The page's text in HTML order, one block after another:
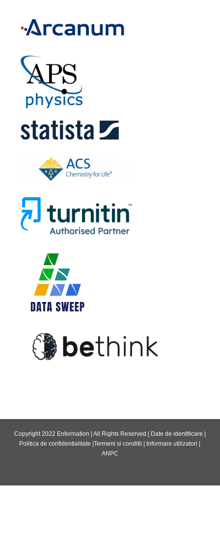
Copyright 2022 Enformation | All Rights Reserved | Date de identificare
Politica de confidentialitate |Termeni si conditii Informare utilizatori
ANPC